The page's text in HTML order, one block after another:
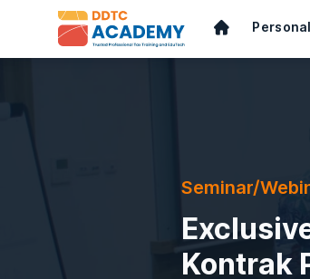
Seminar/
Kontrak